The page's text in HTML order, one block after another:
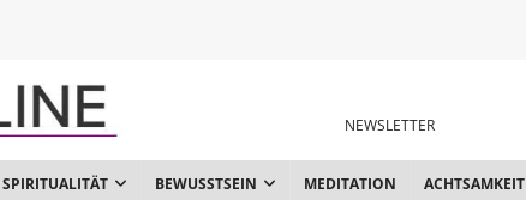
NEWSLETTER
SPIRITUALITÄT BEWUSSTSEIN MEDITATION ACHTSAMKEIT